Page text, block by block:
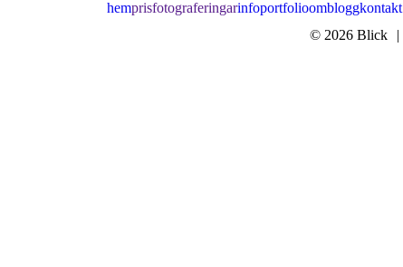
hemprisfotograferingarinfoportfolioombloggkontakt
© 2026 Blick
|